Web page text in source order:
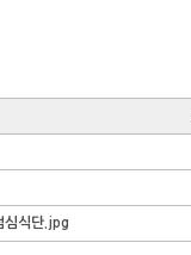
심식단.jpg